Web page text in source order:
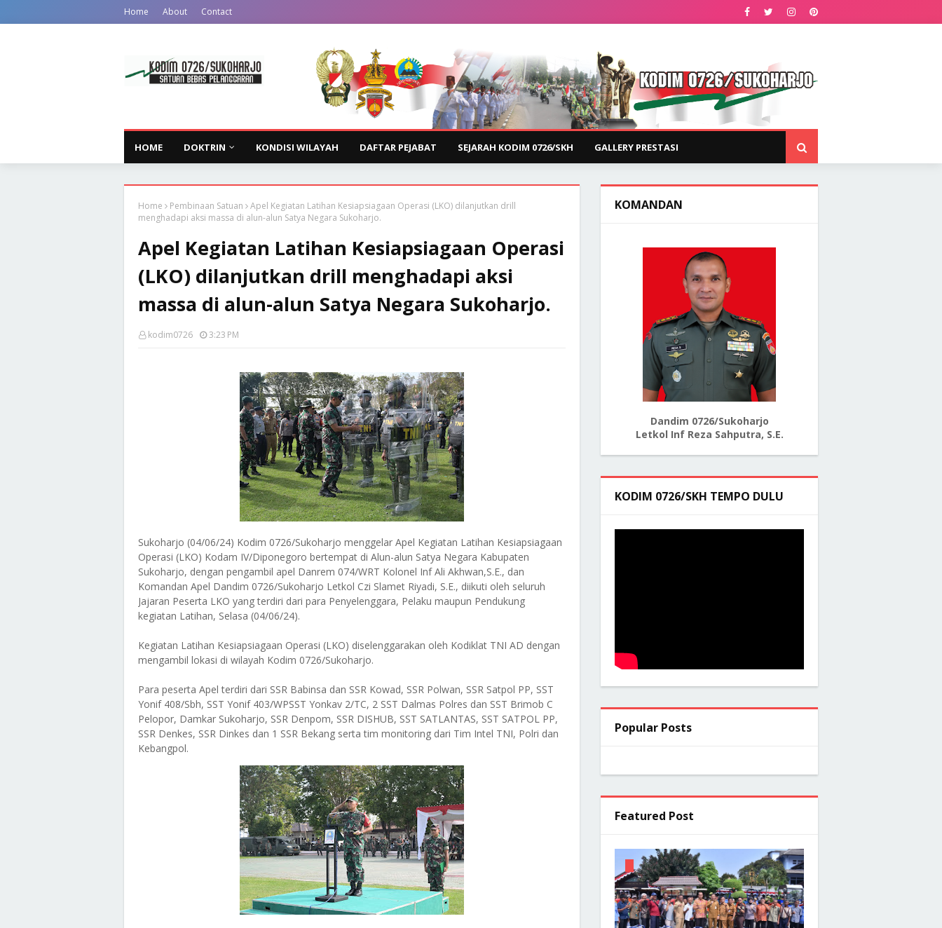
Home About Contact
HOME DOKTRIN KONDISI WILAYAH DAFTAR PEJABAT SEJARAH KODIM 0726/SKH GALLERY PRESTASI
Home Pembinaan Satuan
Apel Kegiatan Latihan Kesiapsiagaan Operasi (LKO) dilanjutkan drill
menghadapi aksi massa di alun-alun Satya Negara Sukoharjo.
Apel Kegiatan Latihan Kesiapsiagaan Operasi
(LKO) dilanjutkan drill menghadapi aksi
massa di alun-alun Satya Negara Sukoharjo.
kodim0726 3:23 PM
Sukoharjo (04/06/24) Kodim 0726/Sukoharjo menggelar Apel Kegiatan Latihan Kesiapsiagaan
Operasi (LKO) Kodam IV/Diponegoro bertempat di Alun-alun Satya Negara Kabupaten
Sukoharjo, dengan pengambil apel Danrem 074/WRT Kolonel Inf Ali Akhwan,S.E., dan
Komandan Apel Dandim 0726/Sukoharjo Letkol Czi Slamet Riyadi, S.E., diikuti oleh seluruh
Jajaran Peserta LKO yang terdiri dari para Penyelenggara, Pelaku maupun Pendukung
kegiatan Latihan, Selasa (04/06/24).
Kegiatan Latihan Kesiapsiagaan Operasi (LKO) diselenggarakan oleh Kodiklat TNI AD dengan
mengambil lokasi di wilayah Kodim 0726/Sukoharjo.
Para peserta Apel terdiri dari SSR Babinsa dan SSR Kowad, SSR Polwan, SSR Satpol PP, SST
Yonif 408/Sbh, SST Yonif 403/WPSST Yonkav 2/TC, 2 SST Dalmas Polres dan SST Brimob C
Pelopor, Damkar Sukoharjo, SSR Denpom, SSR DISHUB, SST SATLANTAS, SST SATPOL PP,
SSR Denkes, SSR Dinkes dan 1 SSR Bekang serta tim monitoring dari Tim Intel TNI, Polri dan
Kebangpol.
KOMANDAN
Dandim 0726/Sukoharjo
Letkol Inf Reza Sahputra, S.E.
KODIM 0726/SKH TEMPO DULU
Popular Posts
Featured Post